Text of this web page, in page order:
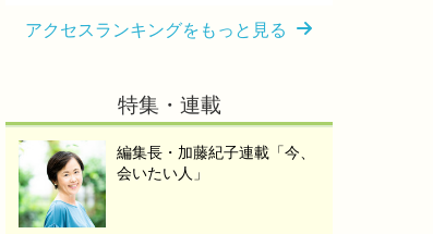
アクセスランキングをもっと見る
特集・連載
編集長・加藤紀子連載「今、
会いたい人」